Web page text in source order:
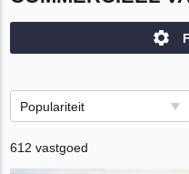
Populariteit
612 vastgoed